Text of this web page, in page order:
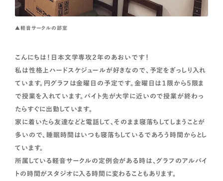
▲軽音サークルの部室
こんにちは！日本文学専攻２年のあおいです！
私は性格上ハードスケジュールが好きなので、予定をぎっしり入れ
ています。円グラフは金曜日の予定です。金曜日は１限から５限ま
で授業を入れています。バイト先が大学に近いので授業が終わっ
たらすぐに出勤しています。
家に着いたら友達などと電話して、そのまま寝落ちしてしまうことが
多いので、睡眠時間はいつも寝落ちしているであろう時間からとし
ています。
所属している軽音サークルの定例会がある時は、グラフのアルバイ
トの時間がスタジオに入る時間に変わることもあります。